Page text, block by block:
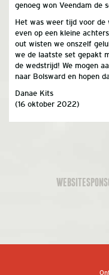
genoeg won Veendam de
Het was weer tijd voor de
even op een kleine
out wisten we onszelf
we de laatste set gepakt
de wedstrijd! We mogen
naar Bolsward en hopen
Danae Kits
(16 oktober 2022)